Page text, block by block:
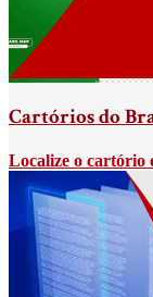
Cartórios do
Localize o cartório